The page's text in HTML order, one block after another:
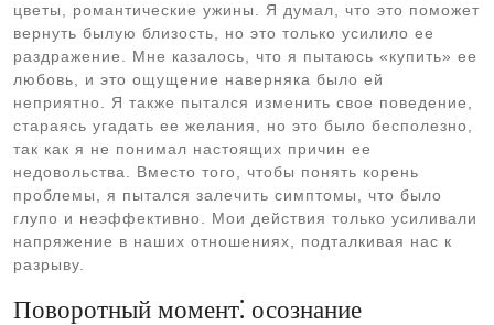
цветы, романтические ужины. Я думал, что это поможет
вернуть былую близость, но это только усилило ее
раздражение. Мне казалось, что я пытаюсь «купить» ее
любовь, и это ощущение наверняка было ей
неприятно. Я также пытался изменить свое поведение,
стараясь угадать ее желания, но это было бесполезно,
так как я не понимал настоящих причин ее
недовольства. Вместо того, чтобы понять корень
проблемы, я пытался залечить симптомы, что было
глупо и неэффективно. Мои действия только усиливали
напряжение в наших отношениях, подталкивая нас к
разрыву.
Поворотный момент⁚ осознание